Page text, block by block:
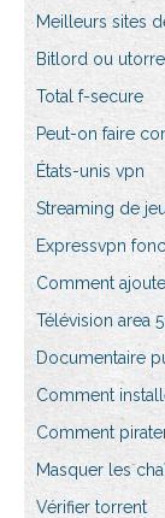
Meilleurs sites
Bitlord ou
Total f-secure
Peut-on faire
États-unis vpn
Streaming de
Expressvpn
Comment
Télévision area
Documentaire
Comment
Comment
Masquer les
Vérifier torrent